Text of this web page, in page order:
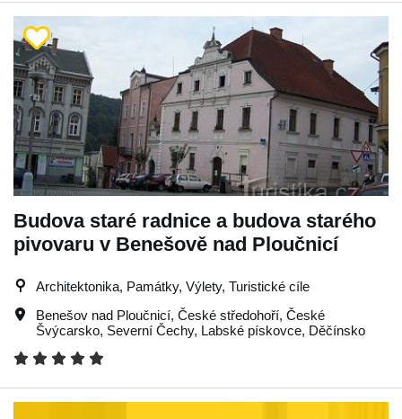
Budova staré radnice a budova starého
pivovaru v Benešově nad Ploučnicí
Architektonika, Památky, Výlety, Turistické cíle
Benešov nad Ploučnicí, České středohoří, České
Švýcarsko, Severní Čechy, Labské pískovce, Děčínsko